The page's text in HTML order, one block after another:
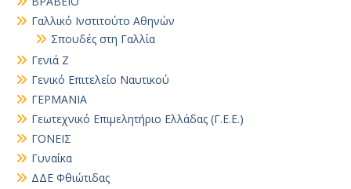
Γαλλικό Ινστιτούτο Αθηνών
Σπουδές στη Γαλλία
Γενιά Ζ
Γενικό Επιτελείο Ναυτικού
ΓΕΡΜΑΝΙΑ
Γεωτεχνικό Επιμελητήριο Ελλάδας (Γ.Ε.Ε.)
ΓΟΝΕΙΣ
Γυναίκα
ΔΔΕ Φθιώτιδας